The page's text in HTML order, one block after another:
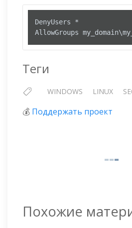
DenyUsers *
AllowGroups
Теги
WINDOWS LINUX
💰 Поддержать проект
Похожие